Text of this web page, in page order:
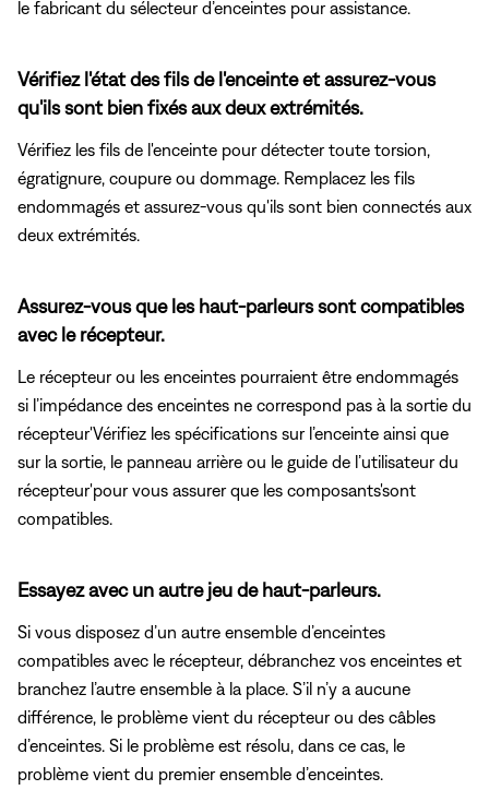
le fabricant du sélecteur d’enceintes pour assistance.
Vérifiez l'état des fils de l'enceinte et assurez-vous
qu'ils sont bien fixés aux deux extrémités.
Vérifiez les fils de l'enceinte pour détecter toute torsion,
égratignure, coupure ou dommage. Remplacez les fils
endommagés et assurez-vous qu'ils sont bien connectés aux
deux extrémités.
Assurez-vous que les haut-parleurs sont compatibles
avec le récepteur.
Le récepteur ou les enceintes pourraient être endommagés
si l’impédance des enceintes ne correspond pas à la sortie du
récepteur'Vérifiez les spécifications sur l’enceinte ainsi que
sur la sortie, le panneau arrière ou le guide de l’utilisateur du
récepteur'pour vous assurer que les composants'sont
compatibles.
Essayez avec un autre jeu de haut-parleurs.
Si vous disposez d’un autre ensemble d’enceintes
compatibles avec le récepteur, débranchez vos enceintes et
branchez l’autre ensemble à la place. S’il n’y a aucune
différence, le problème vient du récepteur ou des câbles
d’enceintes. Si le problème est résolu, dans ce cas, le
problème vient du premier ensemble d’enceintes.